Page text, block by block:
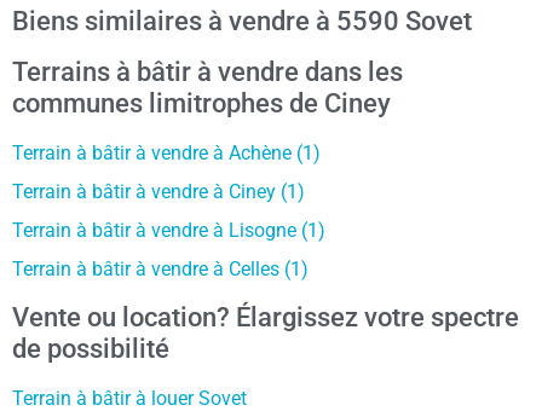
Biens similaires à vendre à 5590 Sovet
Terrains à bâtir à vendre dans les
communes limitrophes de Ciney
Terrain à bâtir à vendre à Achène (1)
Terrain à bâtir à vendre à Ciney (1)
Terrain à bâtir à vendre à Lisogne (1)
Terrain à bâtir à vendre à Celles (1)
Vente ou location? Élargissez votre spectre
de possibilité
Terrain à bâtir à louer Sovet